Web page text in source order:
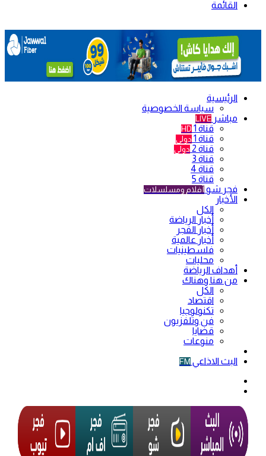
القائمة
الرئيسية
سياسة الخصوصية
مباشر LIVE
قناة 1 HD
قناة 1 دولي
قناة 2 دولي
قناة 3
قناة 4
قناة 5
فجر شو أفلام ومسلسلات
الأخبار
الكل
أخبار الرياضة
أخبار الفجر
أخبار عالمية
فلسطينيات
محليات
أهداف الرياضة
من هنا وهناك
الكل
اقتصاد
تكنولوجيا
فن وتلفزيون
قضايا
منوعات
البث الاذاعي FM